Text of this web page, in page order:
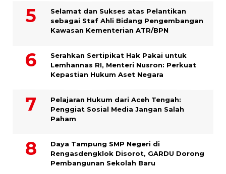
Selamat dan Sukses atas Pelantikan
sebagai Staf Ahli Bidang Pengembangan
Kawasan Kementerian ATR/BPN
Serahkan Sertipikat Hak Pakai untuk
Lemhannas RI, Menteri Nusron: Perkuat
Kepastian Hukum Aset Negara
Pelajaran Hukum dari Aceh Tengah:
Penggiat Sosial Media Jangan Salah
Paham
Daya Tampung SMP Negeri di
Rengasdengklok Disorot, GARDU Dorong
Pembangunan Sekolah Baru